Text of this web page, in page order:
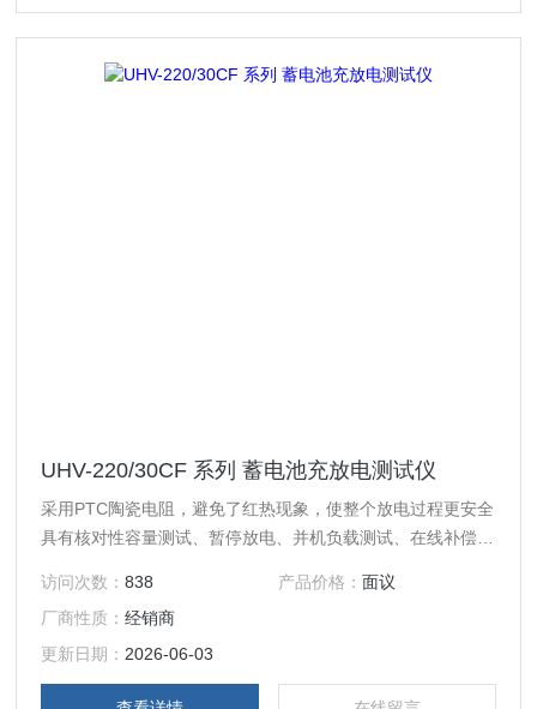
UHV-220/30CF 系列 蓄电池充放电测试仪
采用PTC陶瓷电阻，避免了红热现象，使整个放电过程更安全
具有核对性容量测试、暂停放电、并机负载测试、在线补偿式
显示
访问次数：838 产品价格： 面议
厂商性质：经销商
更新日期： 2026-06-03